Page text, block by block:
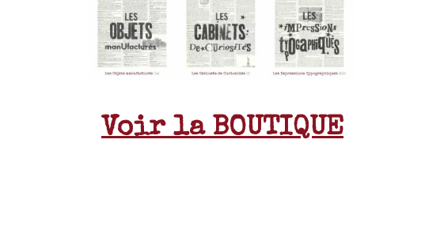
Voir la BOUTIQUE